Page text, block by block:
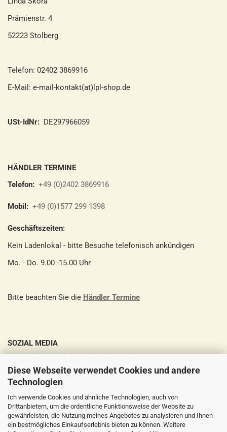
Diese Webseite verwendet Cookies und andere
Technologien
Ich verwende Cookies und ähnliche Technologien, auch von
Drittanbietern, um die ordentliche Funktionsweise der Website zu
gewährleisten, die Nutzung meines Angebotes zu analysieren und Ihnen
ein bestmögliches Einkaufserlebnis bieten zu können. Weitere
Prämienstr. 4
52223 Stolberg
Telefon: 02402 3869916
E-Mail: e-mail-kontakt(at)lpl-shop.de
USt-IdNr: DE297966059
HÄNDLER TERMINE
Telefon: +49 (0)2402 3869916
Mobil: +49 (0)1577 299 1398
Geschäftszeiten:
Kein Ladenlokal - bitte Besuche telefonisch ankündigen
Mo. - Do. 9.00 -15.00 Uhr
Bitte beachten Sie die Händler Termine
SOZIAL MEDIA
Luzys Pirate Leather
Pinterest:Luzys Pirate Leather
Instagram:luzys_pirate_leather